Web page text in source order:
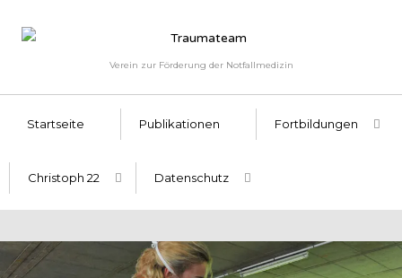
Verein zur Förderung der Notfallmedizin
Startseite Publikationen Fortbildungen
Christoph 22 Datenschutz